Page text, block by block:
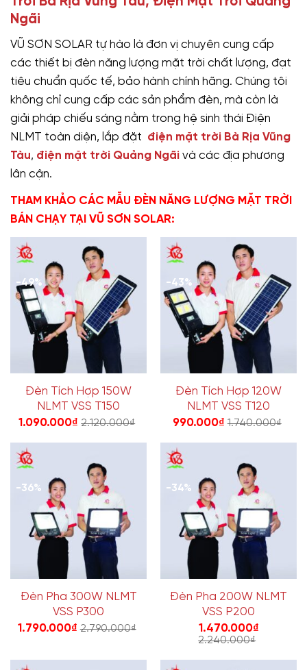
Ngãi
VŨ SƠN SOLAR tự hào là đơn vị chuyên cung cấp
các thiết bị đèn năng lượng mặt trời chất lượng, đạt
tiêu chuẩn quốc tế, bảo hành chính hãng. Chúng tôi
không chỉ cung cấp các sản phẩm đèn, mà còn là
giải pháp chiếu sáng nằm trong hệ sinh thái Điện
NLMT toàn diện, lắp đặt điện mặt trời Bà Rịa Vũng
Tàu, điện mặt trời Quảng Ngãi và các địa phương
lân cận.
THAM KHẢO CÁC MẪU ĐÈN NĂNG LƯỢNG MẶT TRỜI
BÁN CHẠY TẠI VŨ SƠN SOLAR:
-49%
Đèn Tích Hợp 150W
NLMT VSS T150
1.090.000₫ 2.120.000₫
-43%
Đèn Tích Hợp 120W
NLMT VSS T120
990.000₫ 1.740.000₫
-36%
Đèn Pha 300W NLMT
VSS P300
1.790.000₫ 2.790.000₫
-34%
Đèn Pha 200W NLMT
VSS P200
1.470.000₫
2.240.000₫